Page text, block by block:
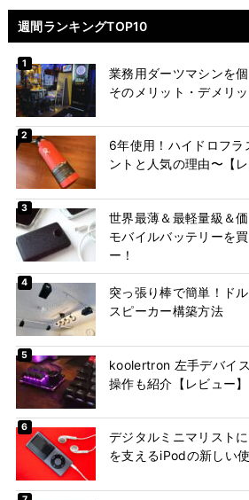
週間ランキングTOP10
業務用ダーツマシンを
そのメリット・デメリッ
6年使用！ハイドロフ
ントと人気の理由〜【レ
世界最薄＆最軽量級＆
モバイルバッテリーを
ー！
突っ張り棒で簡単！ド
スピーカー構築方法
koolertron 左手デバイ
操作も紹介【レビュー】
デジタルミニマリスト
を支えるiPodの新しい